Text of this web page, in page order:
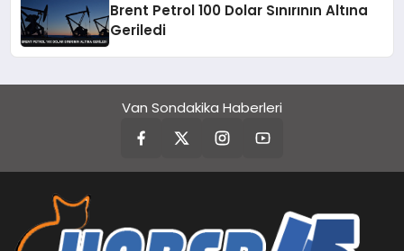
Brent Petrol 100 Dolar Sınırının Altına
Geriledi
Van Sondakika Haberleri